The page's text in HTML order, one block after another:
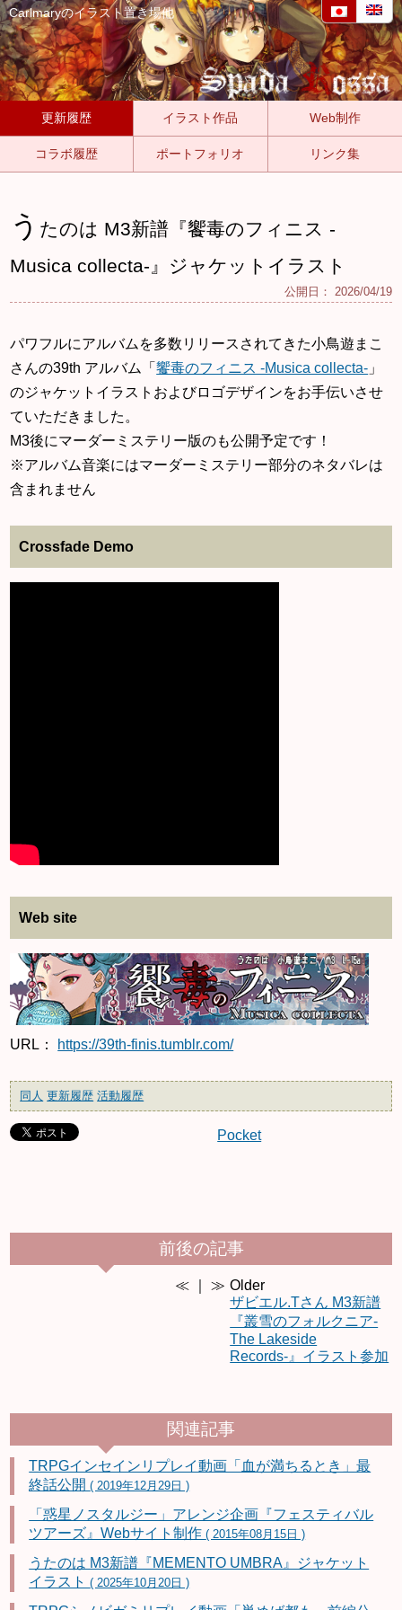
Carlmaryのイラスト置き場他
更新履歴 イラスト作品 Web制作
コラボ履歴 ポートフォリオ リンク集
う たのは M3新譜『饗毒のフィニス -
Musica collecta-』ジャケットイラスト
公開日： 2026/04/19
パワフルにアルバムを多数リリースされてきた小鳥遊まこ
さんの39th アルバム「饗毒のフィニス -Musica collecta- 」
のジャケットイラストおよびロゴデザインをお手伝いさせ
ていただきました。
M3後にマーダーミステリー版のも公開予定です！
※アルバム音楽にはマーダーミステリー部分のネタバレは
含まれません
Crossfade Demo
Web site
URL： https://39th-finis.tumblr.com/
同人 更新履歴 活動履歴
Pocket
前後の記事
≪ ｜ ≫ Older
ザビエル.Tさん M3新譜
『叢雪のフォルクニア-
The Lakeside
Records-』イラスト参加
関連記事
TRPGインセインリプレイ動画「血が満ちるとき」最
終話公開( 2019年12月29日 )
「惑星ノスタルジー」アレンジ企画『フェスティバル
ツアーズ』Webサイト制作( 2015年08月15日 )
うたのは M3新譜『MEMENTO UMBRA』ジャケット
イラスト( 2025年10月20日 )